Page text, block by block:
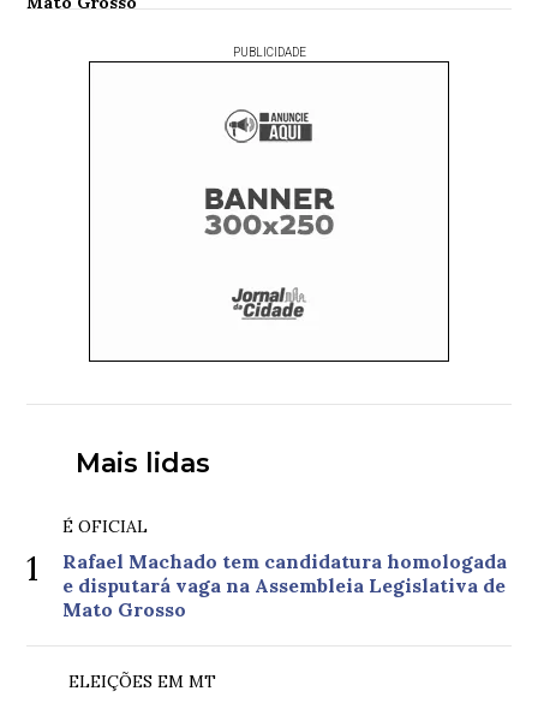
PUBLICIDADE
Mais lidas
1
É OFICIAL
Rafael Machado tem candidatura homologada
e disputará vaga na Assembleia Legislativa de
Mato Grosso
ELEIÇÕES EM MT